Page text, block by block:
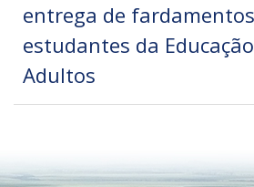
entrega de
estudantes da
Adultos